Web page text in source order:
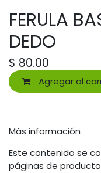
FERULA
DEDO
$ 80.00
Agregar al
Más información
Este contenido se
páginas de